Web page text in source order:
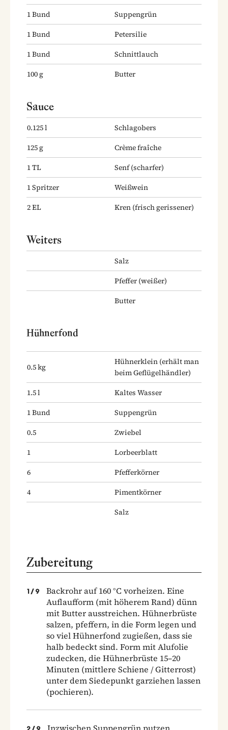
1Bund
Suppengrün
1Bund
Petersilie
1Bund
Schnittlauch
100g Butter
Sauce
0.125l
Schlagobers
125g
Crème fraîche
1TL Senf(scharfer)
1Spritzer
Weißwein
2EL Kren (frisch gerissener)
Weiters
Salz
Pfeffer (weißer)
Butter
Hühnerfond
0.5kg
Hühnerklein (erhält man
beim Geflügelhändler)
1.5l
Kaltes Wasser
1Bund
Suppengrün
0.5
Zwiebel
1
Lorbeerblatt
6
Pfefferkörner
4
Pimentkörner
Salz
Zubereitung
1 / 9
Backrohr auf 160 °C vorheizen. Eine
Auflaufform (mit höherem Rand) dünn
mit Butter ausstreichen. Hühnerbrüste
salzen, pfeffern, in die Form legen und
so viel Hühnerfond zugießen, dass sie
halb bedeckt sind. Form mit Alufolie
zudecken, die Hühnerbrüste 15–20
Minuten (mittlere Schiene / Gitterrost)
unter dem Siedepunkt garziehen lassen
(pochieren).